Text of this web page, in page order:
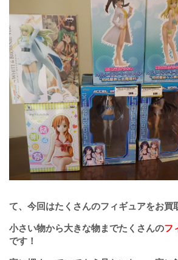
て、今回はたくさんのフィギュアをお買
小さい物から大きな物までたくさんのフ
です！